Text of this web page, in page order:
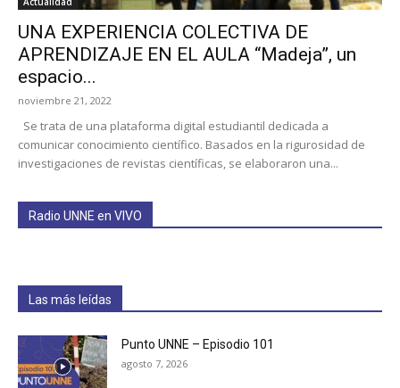
UNA EXPERIENCIA COLECTIVA DE
APRENDIZAJE EN EL AULA “Madeja”, un
espacio...
noviembre 21, 2022
Se trata de una plataforma digital estudiantil dedicada a
comunicar conocimiento científico. Basados en la rigurosidad de
investigaciones de revistas científicas, se elaboraron una...
Radio UNNE en VIVO
Las más leídas
Punto UNNE – Episodio 101
agosto 7, 2026